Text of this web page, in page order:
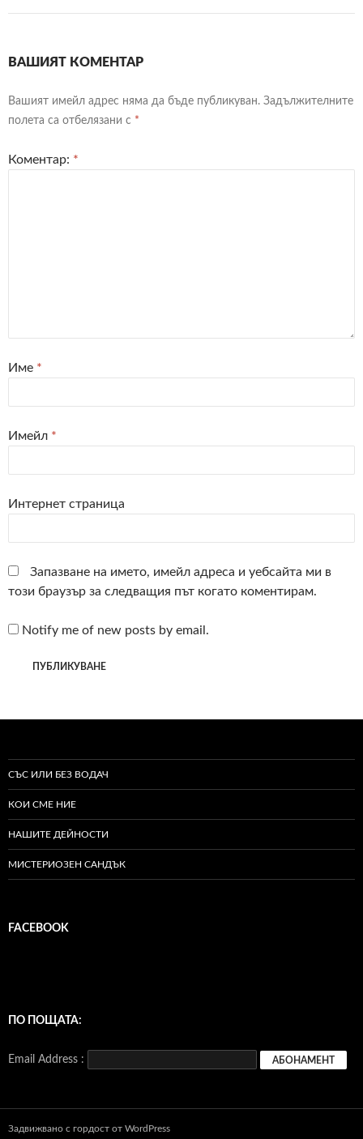
ВАШИЯТ КОМЕНТАР
Вашият имейл адрес няма да бъде публикуван. Задължителните
полета са отбелязани с *
Коментар: *
Име *
Имейл *
Интернет страница
Запазване на името, имейл адреса и уебсайта ми в
този браузър за следващия път когато коментирам.
Notify me of new posts by email.
СЪС ИЛИ БЕЗ ВОДАЧ
КОИ СМЕ НИЕ
НАШИТЕ ДЕЙНОСТИ
МИСТЕРИОЗЕН САНДЪК
FACEBOOK
ПО ПОЩАТА:
Email Address :
Задвижвано с гордост от WordPress